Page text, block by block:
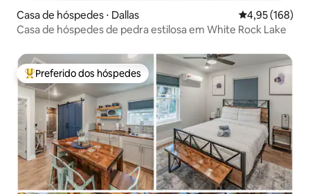
Casa de hóspedes ⋅ Dallas 4,95 de uma
4,95 (168)
Casa de hóspedes de pedra estilosa em White Rock Lake
Entre os melhores preferidos dos hóspedes
Preferido dos hóspedes